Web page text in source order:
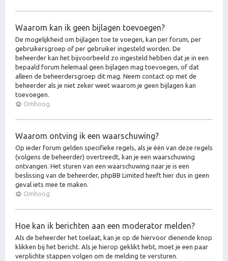
Waarom kan ik geen bijlagen toevoegen?
De mogelijkheid om bijlagen toe te voegen, kan per forum, per
gebruikersgroep of per gebruiker ingesteld worden. De
beheerder kan het bijvoorbeeld zo ingesteld hebben dat je in een
bepaald forum helemaal geen bijlagen mag toevoegen, of dat
alleen de beheerdersgroep dit mag. Neem contact op met de
beheerder als je niet zeker weet waarom je geen bijlagen kan
toevoegen.
Omhoog
Waarom ontving ik een waarschuwing?
Op ieder forum gelden specifieke regels, als je één van deze regels
(volgens de beheerder) overtreedt, kan je een waarschuwing
ontvangen. Het sturen van een waarschuwing naar je is een
beslissing van de beheerder, phpBB Limited heeft hier dus in geen
geval iets mee te maken.
Omhoog
Hoe kan ik berichten aan een moderator melden?
Als de beheerder het toelaat, kan je op de hiervoor dienende knop
klikken bij het bericht. Als je hierop geklikt hebt, moet je een paar
verplichte stappen volgen om de melding te versturen.